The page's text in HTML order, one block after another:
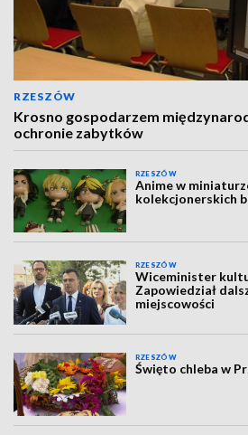
RZESZÓW
Krosno gospodarzem
ochronie zabytków
RZESZÓW
Anime w
kolekcjonerskich
RZESZÓW
Wiceminister
Zapowiedział
miejscowości
RZESZÓW
Święto chleba w